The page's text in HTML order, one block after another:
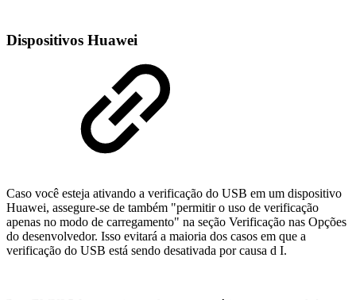
Dispositivos Huawei
Caso você esteja ativando a verificação do USB em um dispositivo
Huawei, assegure-se de também "permitir o uso de verificação
apenas no modo de carregamento" na seção Verificação nas Opções
do desenvolvedor. Isso evitará a maioria dos casos em que a
verificação do USB está sendo desativada por causa d I.